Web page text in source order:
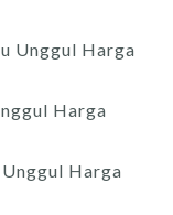
Unggul Harga
Harga
Harga